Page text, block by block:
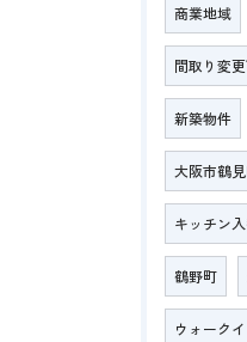
商業地域
間取り変
新築物件
大阪市鶴
キッチン
鶴野町
ウォーク